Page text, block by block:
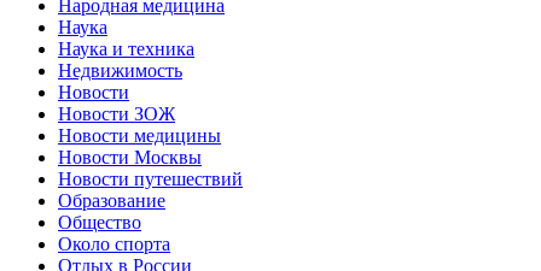
Народная медицина
Наука
Наука и техника
Недвижимость
Новости
Новости ЗОЖ
Новости медицины
Новости Москвы
Новости путешествий
Образование
Общество
Около спорта
Отдых в России